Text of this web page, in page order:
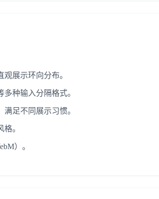
展示环向分布。
种输入分隔格式。
足不同展示习惯。
。
）。